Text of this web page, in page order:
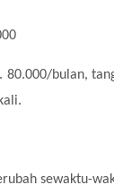
80.000/bulan,
sewaktu-